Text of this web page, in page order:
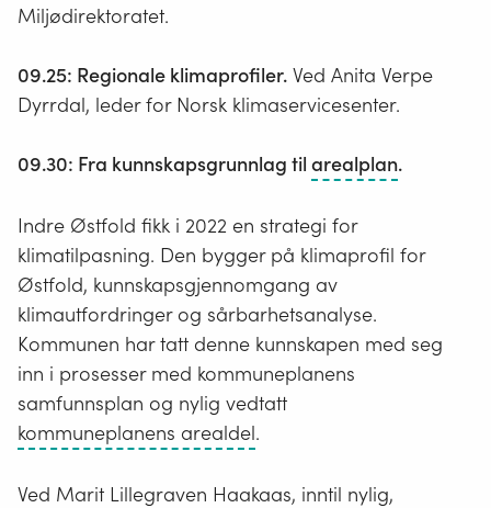
Miljødirektoratet.
09.25: Regionale klimaprofiler. Ved Anita Verpe
Dyrrdal, leder for Norsk klimaservicesenter.
09.30: Fra kunnskapsgrunnlag til arealplanEn
rammer
arealer
.
Indre Østfold fikk i 2022 en strategi for
klimatilpasning. Den bygger på klimaprofil for
Østfold, kunnskapsgjennomgang av
klimautfordringer og sårbarhetsanalyse.
Kommunen har tatt denne kunnskapen med seg
inn i prosesser med kommuneplanens
samfunnsplan og nylig vedtatt
kommuneplanens arealdelKommuneplanens
setter
.
Ved Marit Lillegraven Haakaas, inntil nylig,